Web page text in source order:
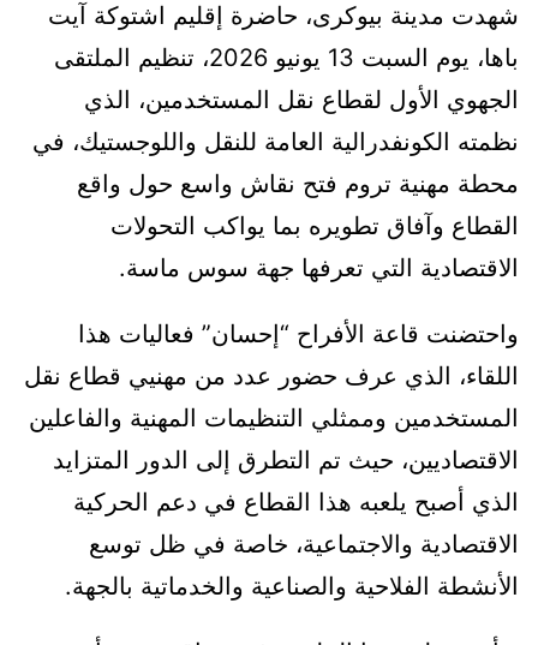
شهدت مدينة بيوكرى، حاضرة إقليم اشتوكة آيت
باها، يوم السبت 13 يونيو 2026، تنظيم الملتقى
الجهوي الأول لقطاع نقل المستخدمين، الذي
نظمته الكونفدرالية العامة للنقل واللوجستيك، في
محطة مهنية تروم فتح نقاش واسع حول واقع
القطاع وآفاق تطويره بما يواكب التحولات
الاقتصادية التي تعرفها جهة سوس ماسة.
واحتضنت قاعة الأفراح “إحسان” فعاليات هذا
اللقاء، الذي عرف حضور عدد من مهنيي قطاع نقل
المستخدمين وممثلي التنظيمات المهنية والفاعلين
الاقتصاديين، حيث تم التطرق إلى الدور المتزايد
الذي أصبح يلعبه هذا القطاع في دعم الحركية
الاقتصادية والاجتماعية، خاصة في ظل توسع
الأنشطة الفلاحية والصناعية والخدماتية بالجهة.